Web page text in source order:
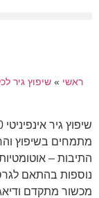
ראשי»שיפוץ גיר
מתמחים בשיפוץ
נוספות בהתאם
מכשור מתקדם